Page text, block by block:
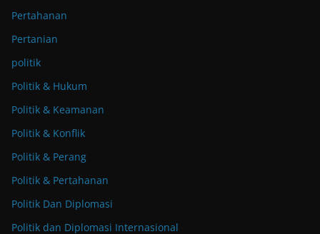
Pertahanan
Pertanian
politik
Politik & Hukum
Politik & Keamanan
Politik & Konflik
Politik & Perang
Politik & Pertahanan
Politik Dan Diplomasi
Politik dan Diplomasi Internasional